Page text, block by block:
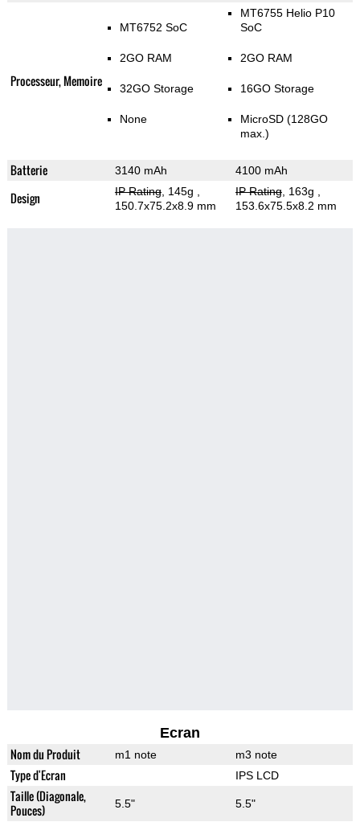
Processeur, Memoire
MT6752 SoC
2GO RAM
32GO Storage
None
MT6755 Helio P10
SoC
2GO RAM
16GO Storage
MicroSD (128GO
max.)
Batterie 3140 mAh 4100 mAh
Design IP Rating, 145g
150.7x75.2x8.9 mm
IP Rating, 163g
153.6x75.5x8.2 mm
Ecran
Nom du Produit m1 note m3 note
Type d'Ecran IPS LCD
Taille (Diagonale,
Pouces)
5.5" 5.5"